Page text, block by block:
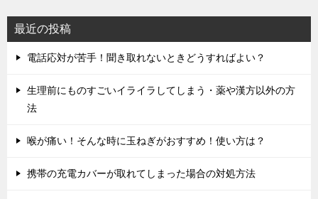
ン
最近の投稿
電話応対が苦手！聞き取れないときどうすればよい？
生理前にものすごいイライラしてしまう・薬や漢方以外の方
法
喉が痛い！そんな時に玉ねぎがおすすめ！使い方は？
携帯の充電カバーが取れてしまった場合の対処方法